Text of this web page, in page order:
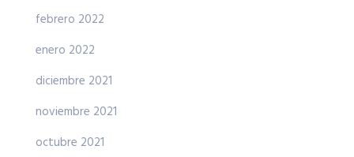
febrero 2022
enero 2022
diciembre 2021
noviembre 2021
octubre 2021